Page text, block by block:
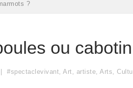
?
ou
#spectaclevivant, Art, artiste, Arts,